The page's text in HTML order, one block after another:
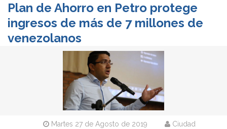
Plan de Ahorro en Petro protege
ingresos de más de 7 millones de
venezolanos
Martes 27 de Agosto de 2019
Ciudad